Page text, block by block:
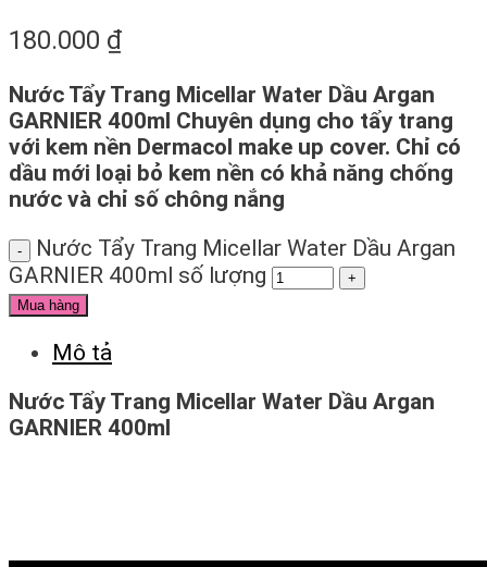
180.000 ₫
Nước Tẩy Trang Micellar Water Dầu Argan
GARNIER 400ml Chuyên dụng cho tẩy trang
với kem nền Dermacol make up cover. Chỉ có
dầu mới loại bỏ kem nền có khả năng chống
nước và chỉ số chông nắng
Nước Tẩy Trang Micellar Water Dầu Argan
GARNIER 400ml số lượng
Mua hàng
Mô tả
Nước Tẩy Trang Micellar Water Dầu Argan
GARNIER 400ml